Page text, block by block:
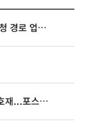
태풍 '돌핀' 오키나와 접근…일본기상청 경로 업데이트
[증시키워드] 반도체 충격 뚫은 개별 호재...포스코퓨처엠·에코프로·한화솔루션 '눈길'